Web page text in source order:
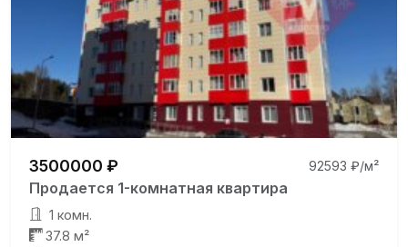
3500000 ₽ 92593 ₽/м²
Продается 1-комнатная квартира
1 комн.
37.8 м²